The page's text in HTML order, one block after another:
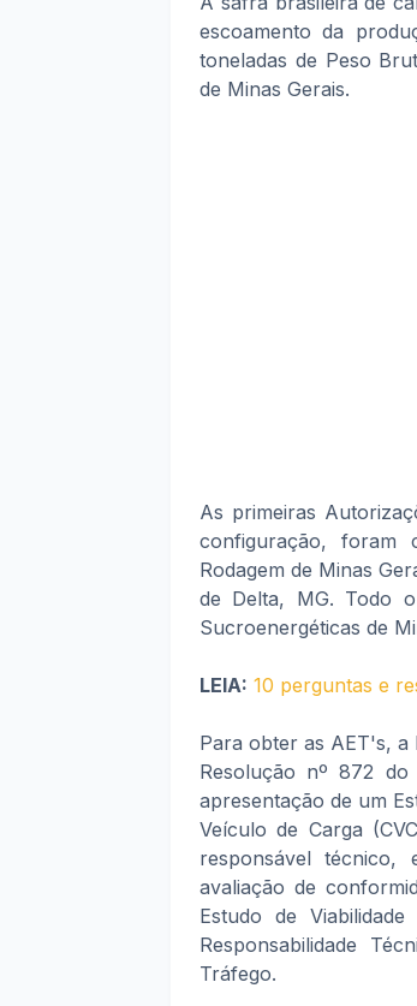
escoamento da
toneladas de Peso
de Minas Gerais.
As primeiras
configuração, foram
Rodagem de Minas
de Delta, MG. Todo
Sucroenergéticas de
LEIA: 10 perguntas e
Para obter as AET's, a
Resolução nº 872 do
apresentação de um
Veículo de Carga
responsável técnico,
avaliação de
Estudo de
Responsabilidade
Tráfego.